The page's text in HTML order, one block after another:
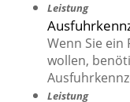
Leistung
Wenn Sie
wollen,
Leistung